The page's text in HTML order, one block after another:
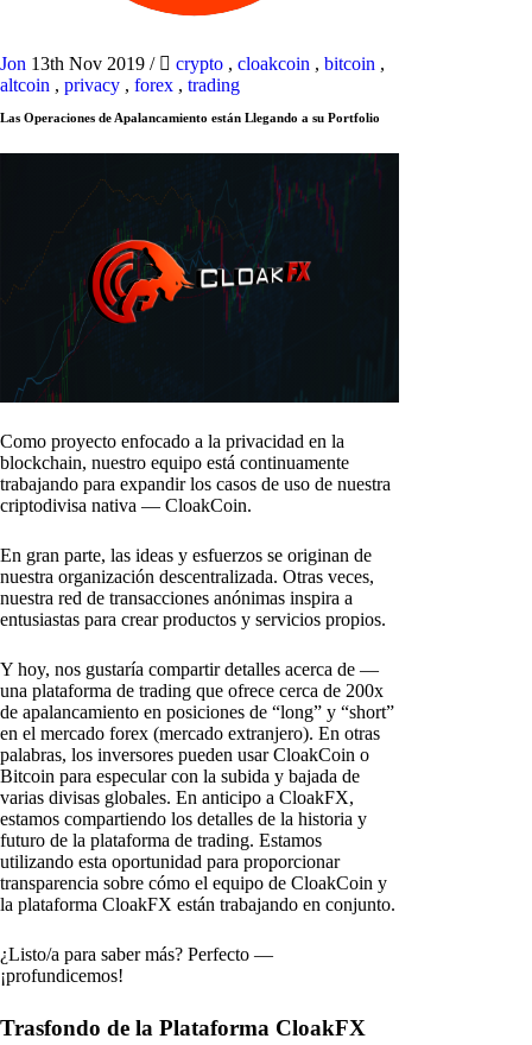
Jon 13th Nov 2019 / crypto , cloakcoin , bitcoin ,
altcoin , privacy , forex , trading
Las Operaciones de Apalancamiento están Llegando a su Portfolio
Como proyecto enfocado a la privacidad en la
blockchain, nuestro equipo está continuamente
trabajando para expandir los casos de uso de nuestra
criptodivisa nativa — CloakCoin.
En gran parte, las ideas y esfuerzos se originan de
nuestra organización descentralizada. Otras veces,
nuestra red de transacciones anónimas inspira a
entusiastas para crear productos y servicios propios.
Y hoy, nos gustaría compartir detalles acerca de —
una plataforma de trading que ofrece cerca de 200x
de apalancamiento en posiciones de “long” y “short”
en el mercado forex (mercado extranjero). En otras
palabras, los inversores pueden usar CloakCoin o
Bitcoin para especular con la subida y bajada de
varias divisas globales. En anticipo a CloakFX,
estamos compartiendo los detalles de la historia y
futuro de la plataforma de trading. Estamos
utilizando esta oportunidad para proporcionar
transparencia sobre cómo el equipo de CloakCoin y
la plataforma CloakFX están trabajando en conjunto.
¿Listo/a para saber más? Perfecto —
¡profundicemos!
Trasfondo de la Plataforma CloakFX